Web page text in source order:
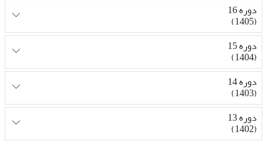
دوره 16
(1405)
دوره 15
(1404)
دوره 14
(1403)
دوره 13
(1402)